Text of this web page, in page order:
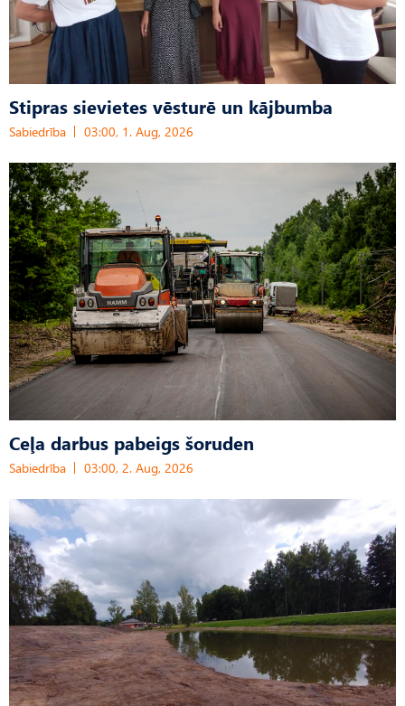
Stipras sievietes vēsturē un kājbumba
Sabiedrība 03:00, 1. Aug, 2026
Ceļa darbus pabeigs šoruden
Sabiedrība 03:00, 2. Aug, 2026